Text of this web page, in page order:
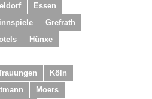
Essen
Grefrath
Hünxe
Köln
Moers